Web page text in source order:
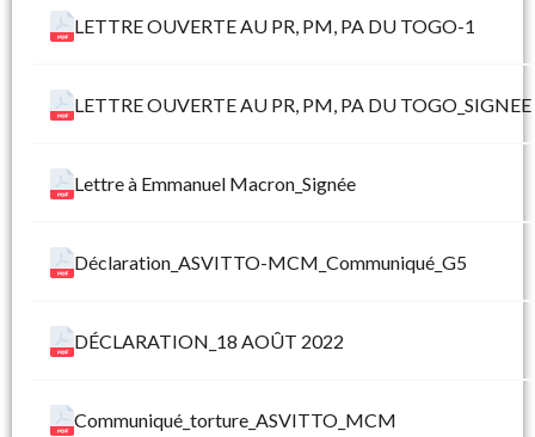
LETTRE OUVERTE AU PR, PM, PA DU TOGO-1
LETTRE OUVERTE AU PR, PM, PA DU TOGO_SIGNEE
Lettre à Emmanuel Macron_Signée
Déclaration_ASVITTO-MCM_Communiqué_G5
DÉCLARATION_18 AOÛT 2022
Communiqué_torture_ASVITTO_MCM